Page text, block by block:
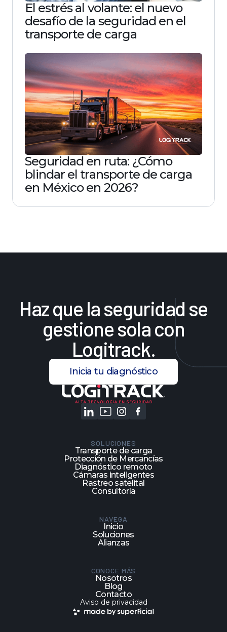
El estrés al volante: el nuevo
desafío de la seguridad en el
transporte de carga
Seguridad en ruta: ¿Cómo
blindar el transporte de carga
en México en 2026?
Hazque laseguridad se
gestionesolacon
Logitrack.
Inicia tu diagnóstico
SOLUCIONES
Transporte de carga
Protección de Mercancías
Diagnóstico remoto
Cámaras inteligentes
Rastreo satelital
Consultoría
NAVEGA
Inicio
Soluciones
Alianzas
CONOCE MÁS
Nosotros
Blog
Contacto
Aviso de privacidad